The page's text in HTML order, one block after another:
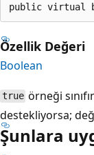
public virtual
Özellik Değeri
Boolean
true örneği
destekliyorsa;
Şunlara